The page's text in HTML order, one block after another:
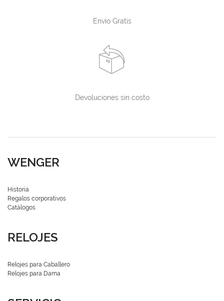
Envío Gratis
Devoluciones sin costo
WENGER
Historia
Regalos corporativos
Catálogos
RELOJES
Relojes para Caballero
Relojes para Dama